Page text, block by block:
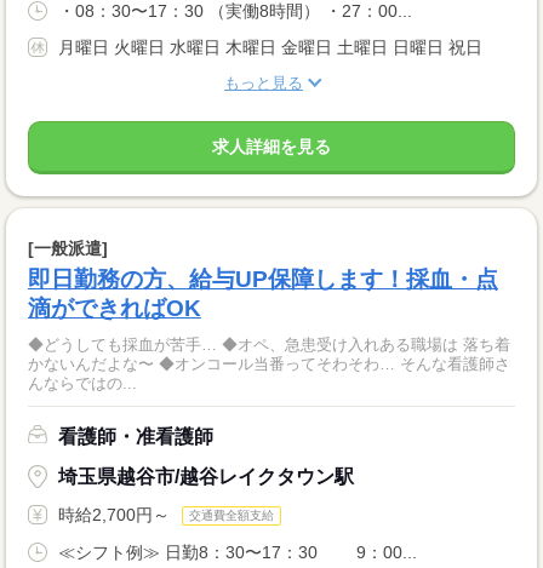
・08：30〜17：30 （実働8時間） ・27：00...
月曜日 火曜日 水曜日 木曜日 金曜日 土曜日 日曜日 祝日
もっと見る
求人詳細を見る
[一般派遣]
即日勤務の方、給与UP保障します！採血・点
滴ができればOK
◆どうしても採血が苦手… ◆オペ、急患受け入れある職場は 落ち着
かないんだよな〜 ◆オンコール当番ってそわそわ… そんな看護師さ
んならではの...
看護師・准看護師
埼玉県越谷市/越谷レイクタウン駅
時給2,700円～ 交通費全額支給
≪シフト例≫ 日勤8：30〜17：30 9：00...